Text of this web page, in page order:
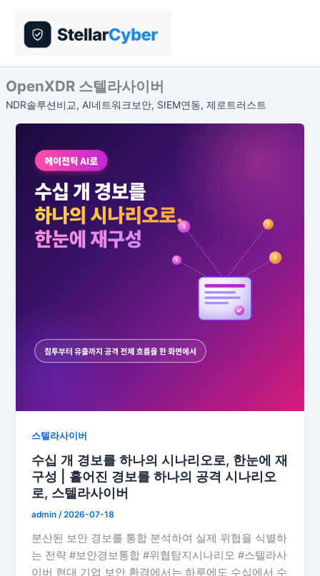
너
뛰
OpenXDR 스텔라사이버
NDR솔루션비교, AI네트워크보안, SIEM연동, 제로트러스트
스텔라사이버
수십 개 경보를 하나의 시나리오로, 한눈에 재
구성 | 흩어진 경보를 하나의 공격 시나리오
로, 스텔라사이버
admin/2026-07-18
분산된 보안 경보를 통합 분석하여 실제 위협을 식별하
는 전략 #보안경보통합 #위협탐지시나리오 #스텔라사
이버 현대 기업 보안 환경에서는 하루에도 수십에서 수